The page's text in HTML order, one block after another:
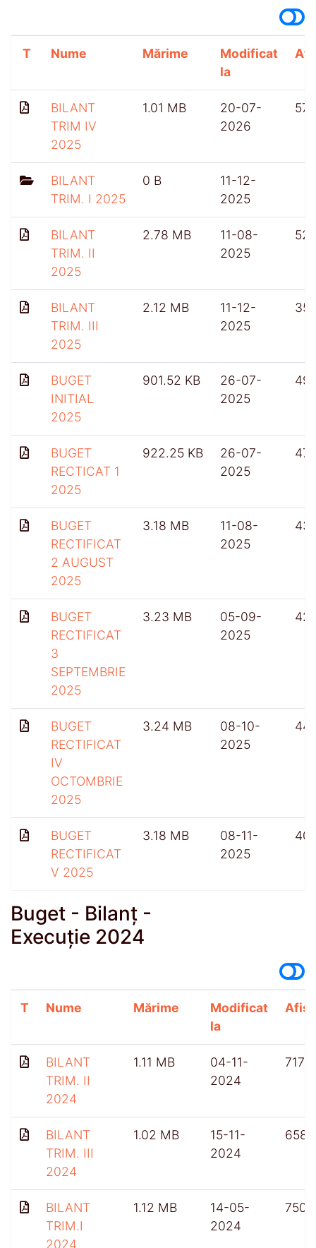
T Nume Mărime
Modificat
la
BILANT
TRIM IV
2025
1.01 MB
20-07-
2026
57
BILANT
TRIM. I 2025
0 B
11-12-
2025
BILANT
TRIM. II
2025
2.78 MB
11-08-
2025
BILANT
TRIM. III
2025
2.12 MB
11-12-
2025
BUGET
INITIAL
2025
901.52 KB
26-07-
2025
BUGET
RECTICAT 1
2025
922.25 KB
26-07-
2025
471
BUGET
RECTIFICAT
2 AUGUST
2025
3.18 MB
11-08-
2025
BUGET
RECTIFICAT
3
SEPTEMBRIE
2025
3.23 MB
05-09-
2025
BUGET
RECTIFICAT
IV
OCTOMBRIE
2025
3.24 MB
08-10-
2025
BUGET
RECTIFICAT
V 2025
3.18 MB
08-11-
2025
Buget - Bilanț -
Execuție 2024
T Nume Mărime
Modificat
la
BILANT
TRIM. II
2024
1.11 MB
04-11-
2024
717
BILANT
TRIM. III
2024
1.02 MB
15-11-
2024
658
BILANT
TRIM.I
2024
1.12 MB
14-05-
2024
750